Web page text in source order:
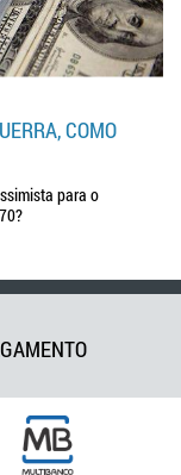
COMO
para o